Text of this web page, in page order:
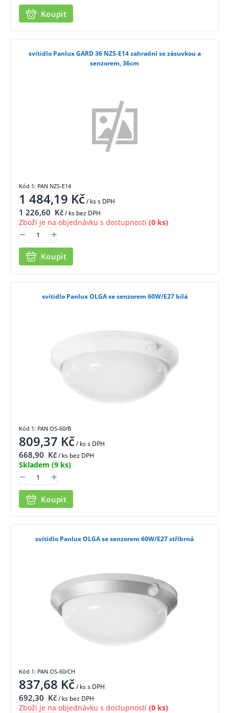
Koupit
svítidlo Panlux GARD 36 NZS-E14 zahradní se zásuvkou a
senzorem, 36cm
1 484,19 Kč/ kss DPH
1 226,60 Kč/ ks bez DPH
Zboží je na objednávku s dostupností (0 ks)
Koupit
Kód 1: PAN NZS-E14
svítidlo Panlux OLGA se senzorem 60W/E27 bílá
809,37 Kč/ kss DPH
668,90 Kč/ ks bez DPH
Skladem (9 ks)
Koupit
Kód 1: PAN OS-60/B
svítidlo Panlux OLGA se senzorem 60W/E27 stříbrná
837,68 Kč/ kss DPH
692,30 Kč/ ks bez DPH
Zboží je na objednávku s dostupností (0 ks)
Kód 1: PAN OS-60/CH